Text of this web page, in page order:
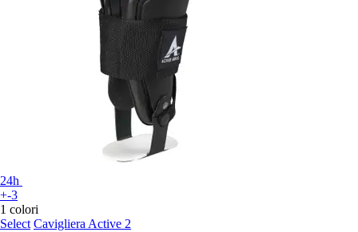
24h
+-3
1 colori
Select Cavigliera Active 2